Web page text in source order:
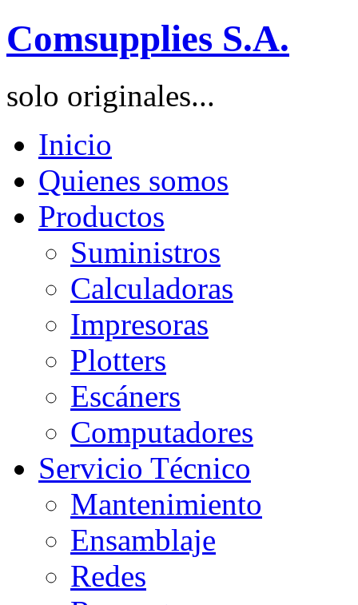
Comsupplies S.A.
solo originales...
Inicio
Quienes somos
Productos
Suministros
Calculadoras
Impresoras
Plotters
Escáners
Computadores
Servicio Técnico
Mantenimiento
Ensamblaje
Redes